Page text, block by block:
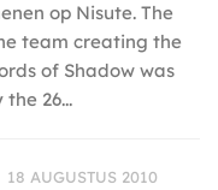
op Nisute. The
team creating the
of Shadow was
26...
18 AUGUSTUS 2010